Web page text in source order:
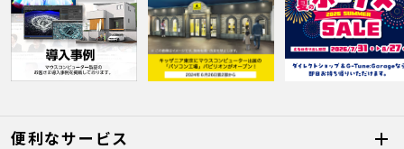
便利なサービス